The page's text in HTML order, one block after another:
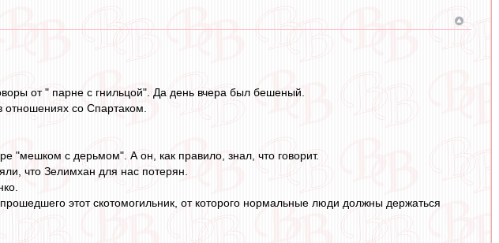
от " парне с гнильцой". Да день вчера был бешеный.
со Спартаком.
"мешком с дерьмом". А он, как правило, знал, что говорит.
что Зелимхан для нас потерян.
этот скотомогильник, от которого нормальные люди должны держаться